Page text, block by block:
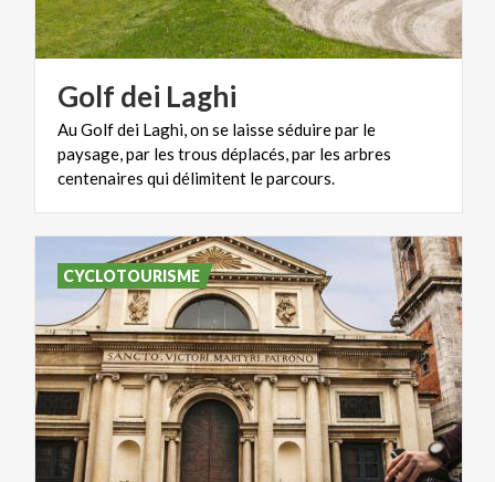
Golf dei Laghi
Au Golf dei Laghi, on se laisse séduire par le
paysage, par les trous déplacés, par les arbres
centenaires qui délimitent le parcours.
CYCLOTOURISME